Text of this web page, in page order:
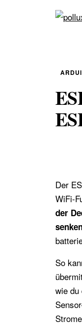
Der
WiFi-
der
So
wie du